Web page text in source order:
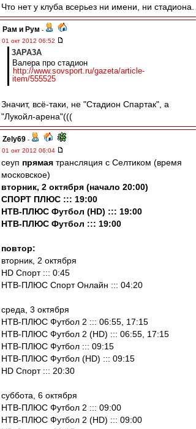
Что нет у клуба всерьез ни имени, ни стадиона.
Рам и Рум -
01 окт 2012 06:52
3APA3A
Валера про стадион
http://www.sovsport.ru/gazeta/article-
item/555525
Значит, всё-таки, не "Стадион Спартак", а
"Лукойл-арена"(((
Zely69 -
01 окт 2012 06:04
сеуп прямая трансляция с Селтиком (время
московское)
вторник, 2 октября (начало 20:00)
СПОРТ ПЛЮС ::: 19:00
НТВ-ПЛЮС Футбол (HD) ::: 19:00
НТВ-ПЛЮС Футбол ::: 19:00
повтор:
вторник, 2 октября
HD Спорт ::: 0:45
НТВ-ПЛЮС Спорт Онлайн ::: 04:20
среда, 3 октября
НТВ-ПЛЮС Футбол 2 ::: 06:55, 17:15
НТВ-ПЛЮС Футбол 2 (HD) ::: 06:55, 17:15
НТВ-ПЛЮС Футбол ::: 09:15
НТВ-ПЛЮС Футбол (HD) ::: 09:15
HD Спорт ::: 20:30
суббота, 6 октября
НТВ-ПЛЮС Футбол 2 ::: 09:00
НТВ-ПЛЮС Футбол 2 (HD) ::: 09:00